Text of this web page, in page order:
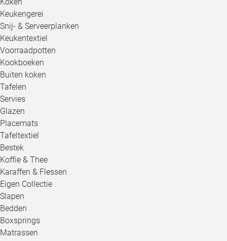
Keukengerei
Snij- & Serveerplanken
Keukentextiel
Voorraadpotten
Kookboeken
Buiten koken
Tafelen
Servies
Glazen
Placemats
Tafeltextiel
Bestek
Koffie & Thee
Karaffen & Flessen
Eigen Collectie
Slapen
Bedden
Boxsprings
Matrassen